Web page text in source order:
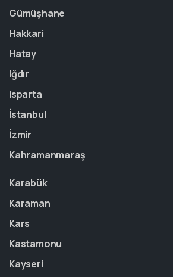
Gümüşhane
Hakkari
Hatay
Iğdır
Isparta
İstanbul
İzmir
Kahramanmaraş
Karabük
Karaman
Kars
Kastamonu
Kayseri